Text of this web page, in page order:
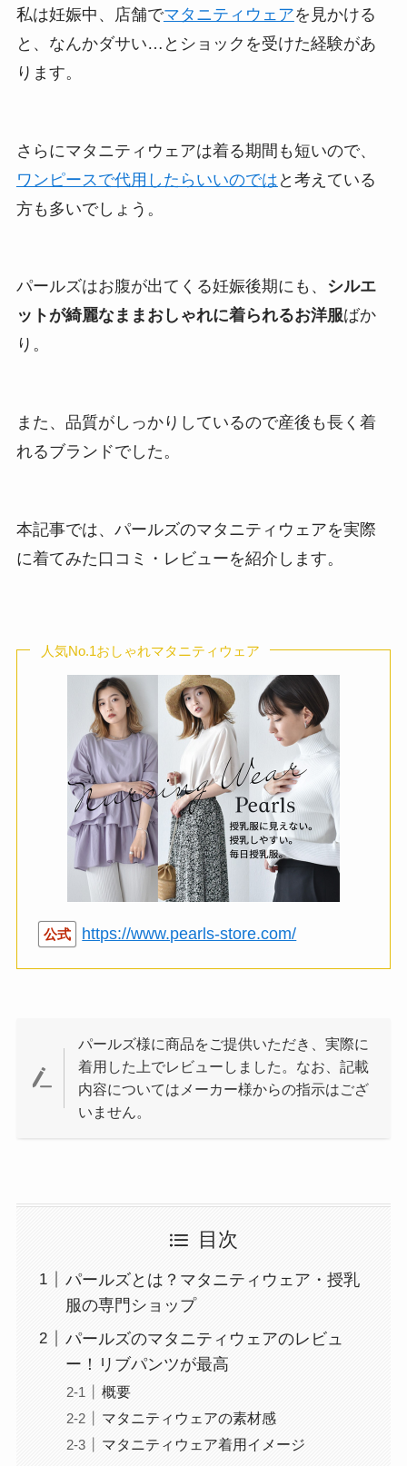
私は妊娠中、店舗でマタニティウェアを見かける
と、なんかダサい…とショックを受けた経験があ
ります。
さらにマタニティウェアは着る期間も短いので、
ワンピースで代用したらいいのでは と考えている
方も多いでしょう。
パールズはお腹が出てくる妊娠後期にも、
シルエ
ットが綺麗なままおしゃれに着られるお洋服ばか
り。
また、品質がしっかりしているので産後も長く着
れるブランドでした。
本記事では、パールズのマタニティウェアを実際
に着てみた口コミ・レビューを紹介します。
人気No.1おしゃれマタニティウェア
公式 https://www.pearls-store.com/
パールズ様に商品をご提供いただき、実際に
着用した上でレビューしました。なお、記載
内容についてはメーカー様からの指示はござ
いません。
目次
パールズとは？マタニティウェア・授乳
服の専門ショップ
パールズのマタニティウェアのレビュ
ー！リブパンツが最高
概要
マタニティウェアの素材感
マタニティウェア着用イメージ